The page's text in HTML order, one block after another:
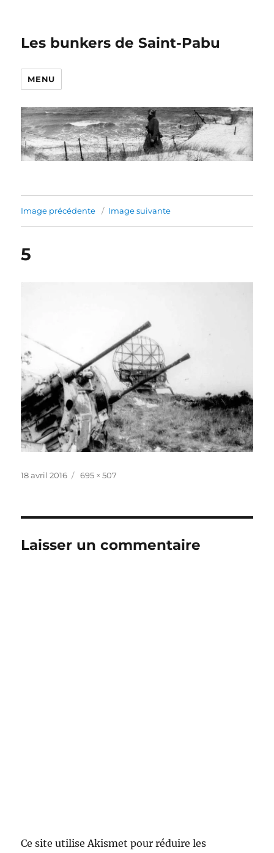
Les bunkers de Saint-Pabu
MENU
Image précédente Image suivante
5
Publié
18 avril 2016
Taille
695 × 507
Laisser un commentaire
Ce site utilise Akismet pour réduire les